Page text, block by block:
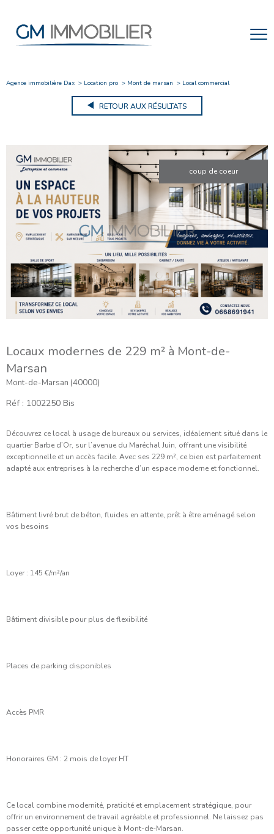
Agence immobilière Dax Location pro Mont de marsan Local commercial
RETOUR AUX RÉSULTATS
coup de coeur
Locaux modernes de 229 m² à Mont-de-
Marsan
Mont-de-Marsan (40000)
Réf : 1002250 Bis
Découvrez ce local à usage de bureaux ou services, idéalement situé dans le
quartier Barbe d’Or, sur l’avenue du Maréchal Juin, offrant une visibilité
exceptionnelle et un accès facile. Avec ses 229 m², ce bien est parfaitement
adapté aux entreprises à la recherche d’un espace moderne et fonctionnel.
Bâtiment livré brut de béton, fluides en attente, prêt à être aménagé selon
vos besoins
Loyer : 145 €/m²/an
Bâtiment divisible pour plus de flexibilité
Places de parking disponibles
Accès PMR
Honoraires GM : 2 mois de loyer HT
Ce local combine modernité, praticité et emplacement stratégique, pour
offrir un environnement de travail agréable et professionnel. Ne laissez pas
passer cette opportunité unique à Mont-de-Marsan.